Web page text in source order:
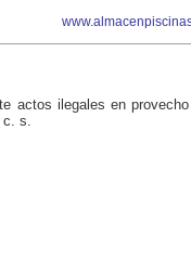
actos ilegales en
c. s.